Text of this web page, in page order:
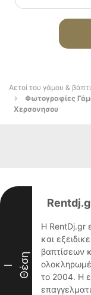
Αετοί του γάμου &
Φωτογραφίες
Χερσονησου
I Θέση
Η RentDj.gr
και
βαπτίσεων
το 2004. Η